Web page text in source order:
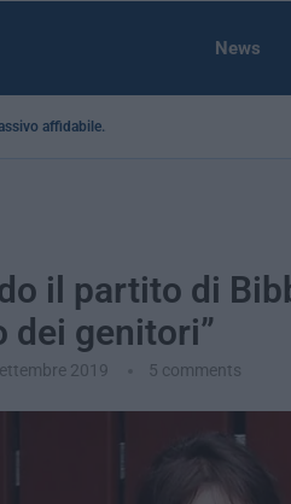
News
affidabile...
il partito di
dei genitori”
2019 5 comments